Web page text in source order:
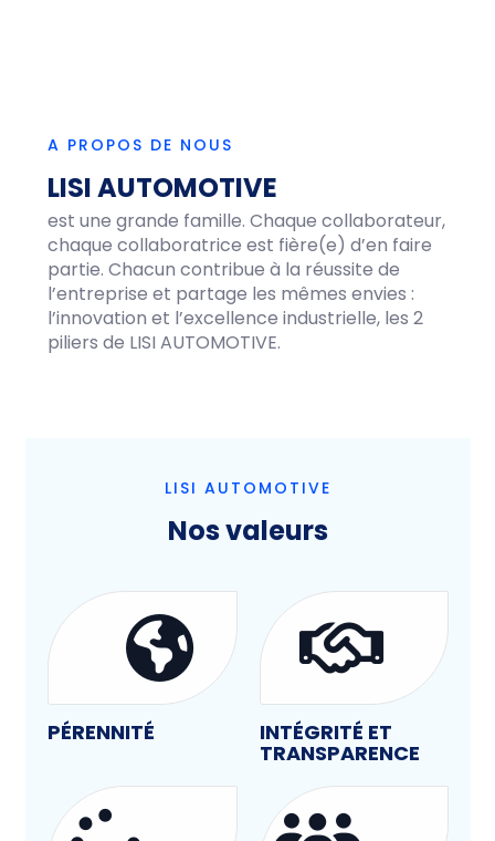
A PROPOS DE NOUS
LISI AUTOMOTIVE
est une grande famille. Chaque collaborateur,
chaque collaboratrice est fière(e) d’en faire
partie. Chacun contribue à la réussite de
l’entreprise et partage les mêmes envies :
l’innovation et l’excellence industrielle, les 2
piliers de LISI AUTOMOTIVE.
LISI AUTOMOTIVE
Nos valeurs
PÉRENNITÉ INTÉGRITÉ ET
TRANSPARENCE